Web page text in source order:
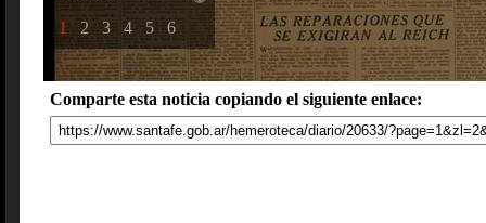
1 2 3 4 5 6
Comparte esta noticia copiando el siguiente enlace: